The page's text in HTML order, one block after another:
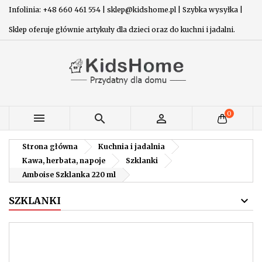
Infolinia: +48 660 461 554 | sklep@kidshome.pl | Szybka wysyłka |
Sklep oferuje głównie artykuły dla dzieci oraz do kuchni i jadalni.
   0
Strona główna
Kuchnia i jadalnia
Kawa, herbata, napoje
Szklanki
Amboise Szklanka 220 ml
SZKLANKI